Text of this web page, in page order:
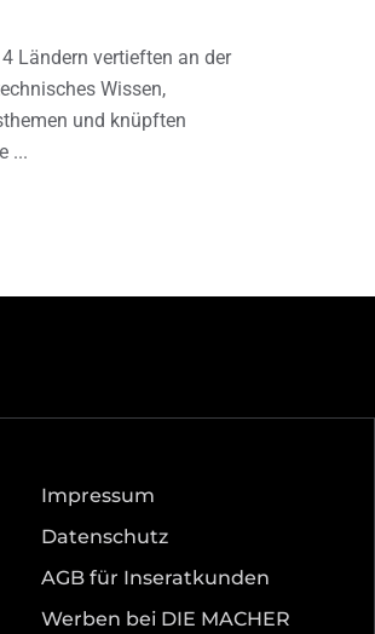
Ländern vertieften an der
Wissen,
und knüpften
Impressum
Datenschutz
AGB für Inseratkunden
Werben bei DIE MACHER